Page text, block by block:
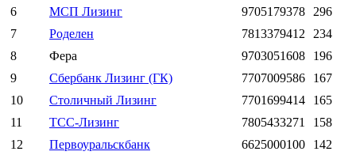
6
МСП Лизинг 9705179378 296
7
Роделен 7813379412 234
8
Фера 9703051608
196
9
Сбербанк Лизинг (ГК) 7707009586
167
10
Столичный Лизинг 7701699414
165
11
ТСС-Лизинг 7805433271
158
12
Первоуральскбанк 6625000100
142